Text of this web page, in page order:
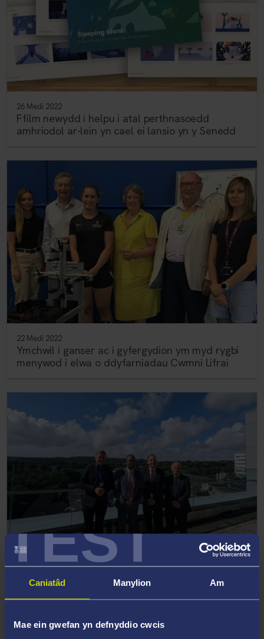
TEST
Caniatâd Manylion Am
Mae ein gwefan yn defnyddio cwcis
26 Medi 2022
Ffilm newydd i helpu i atal perthnasoedd
amhriodol ar-lein yn cael ei lansio yn y Senedd
22 Medi 2022
Ymchwil i ganser ac i gyfergydion ym myd rygbi
menywod i elwa o ddyfarniadau Cwmni Lifrai
22 Medi 2022
Prosiect £130m y Fargen Ddinesig yn creu argraff